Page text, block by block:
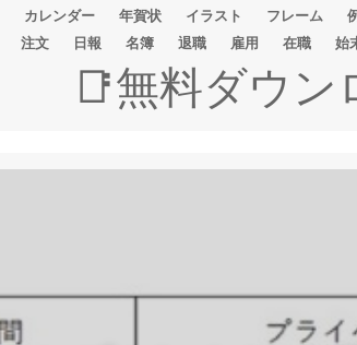
カレンダー 年賀状 イラスト フレーム
注文 日報 名簿 退職 雇用 在職 始
📑無料ダウン